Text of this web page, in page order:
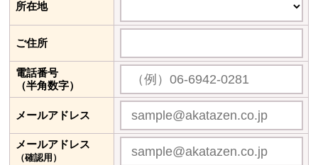
所在地
ご住所
電話番号
（半角数字）
メールアドレス
メールアドレス
（確認用）